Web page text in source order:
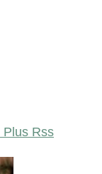
Plus Rss